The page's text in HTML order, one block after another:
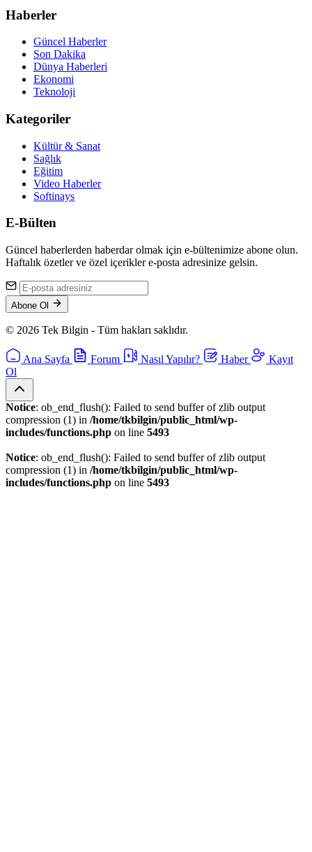
Haberler
Güncel Haberler
Son Dakika
Dünya Haberleri
Ekonomi
Teknoloji
Kategoriler
Kültür & Sanat
Sağlık
Eğitim
Video Haberler
Softinays
E-Bülten
Güncel haberlerden haberdar olmak için e-bültenimize abone olun.
Haftalık özetler ve özel içerikler e-posta adresinize gelsin.
Abone Ol
© 2026 Tek Bilgin - Tüm hakları saklıdır.
Ana Sayfa Forum Nasıl Yapılır? Haber
Kayıt
Ol
Notice: ob_end_flush(): Failed to send buffer of zlib output
compression (1) in /home/tkbilgin/public_html/wp-
includes/functions.php on line 5493
Notice: ob_end_flush(): Failed to send buffer of zlib output
compression (1) in /home/tkbilgin/public_html/wp-
includes/functions.php on line 5493